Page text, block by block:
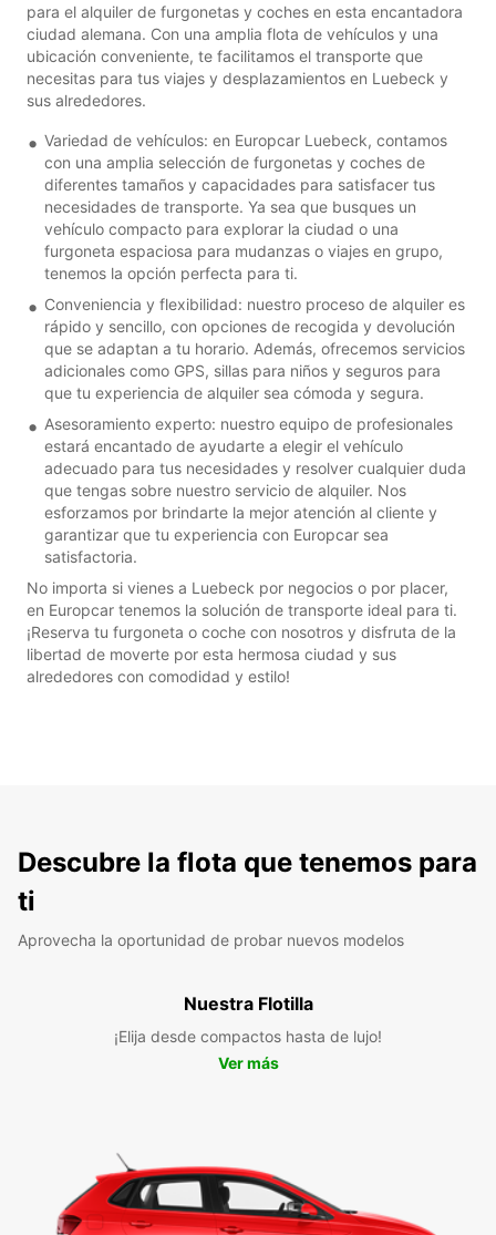
para el alquiler de furgonetas y coches en esta encantadora
ciudad alemana. Con una amplia flota de vehículos y una
ubicación conveniente, te facilitamos el transporte que
necesitas para tus viajes y desplazamientos en Luebeck y
sus alrededores.
Variedad de vehículos: en Europcar Luebeck, contamos
con una amplia selección de furgonetas y coches de
diferentes tamaños y capacidades para satisfacer tus
necesidades de transporte. Ya sea que busques un
vehículo compacto para explorar la ciudad o una
furgoneta espaciosa para mudanzas o viajes en grupo,
tenemos la opción perfecta para ti.
Conveniencia y flexibilidad: nuestro proceso de alquiler es
rápido y sencillo, con opciones de recogida y devolución
que se adaptan a tu horario. Además, ofrecemos servicios
adicionales como GPS, sillas para niños y seguros para
que tu experiencia de alquiler sea cómoda y segura.
Asesoramiento experto: nuestro equipo de profesionales
estará encantado de ayudarte a elegir el vehículo
adecuado para tus necesidades y resolver cualquier duda
que tengas sobre nuestro servicio de alquiler. Nos
esforzamos por brindarte la mejor atención al cliente y
garantizar que tu experiencia con Europcar sea
satisfactoria.
No importa si vienes a Luebeck por negocios o por placer,
en Europcar tenemos la solución de transporte ideal para ti.
¡Reserva tu furgoneta o coche con nosotros y disfruta de la
libertad de moverte por esta hermosa ciudad y sus
alrededores con comodidad y estilo!
Descubre la flota que tenemos para
ti
Aprovecha la oportunidad de probar nuevos modelos
Nuestra Flotilla
¡Elija desde compactos hasta de lujo!
Ver más